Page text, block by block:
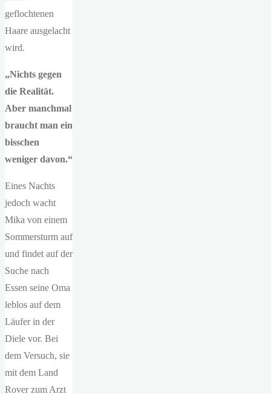
geflochtenen
Haare ausgelacht
wird.
„Nichts gegen
die Realität.
Aber manchmal
braucht man ein
bisschen
weniger davon.“
Eines Nachts
jedoch wacht
Mika von einem
Sommersturm auf
und findet auf der
Suche nach
Essen seine Oma
leblos auf dem
Läufer in der
Diele vor. Bei
dem Versuch, sie
mit dem Land
Rover zum Arzt